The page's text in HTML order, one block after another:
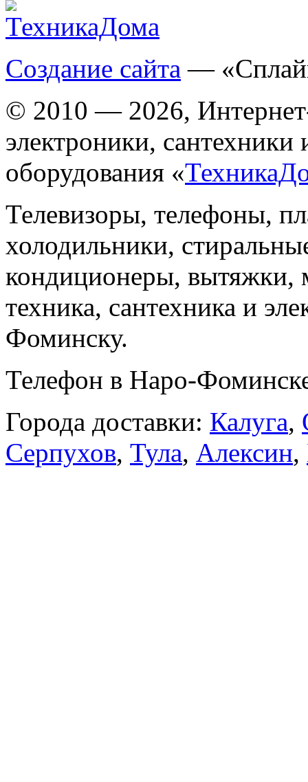
Создание сайта —
© 2010 — 2026,
электроники, сантехники
оборудования «
Телевизоры, телефоны,
холодильники,
кондиционеры, вытяжки,
техника, сантехника и
Фоминску.
Телефон в Наро-
Города доставки: Калуга,
Серпухов, Тула, Алексин,